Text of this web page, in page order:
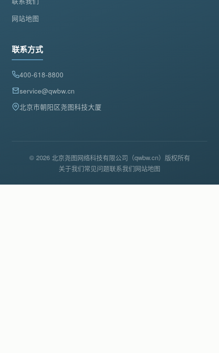
网站地图
联系方式
400-618-8800
service@qwbw.cn
北京市朝阳区尧图科技大厦
© 2026 北京尧图网络科技有限公司（qwbw.cn）版权所有
关于我们常见问题联系我们网站地图